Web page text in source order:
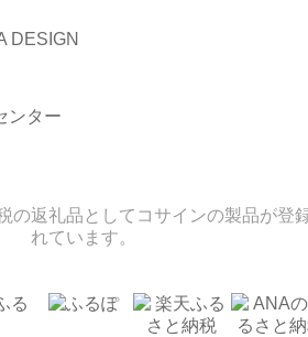
の返礼品としてコサインの製品が登
れています。